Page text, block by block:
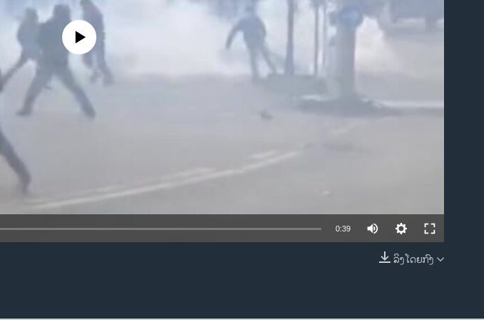
EMBED
No media source currently available
0:39
ລິງໂດຍກົງ